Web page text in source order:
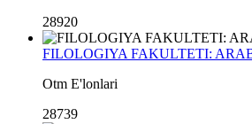
28920
FILOLOGIYA FAKULTETI:
Otm E'lonlari
28739